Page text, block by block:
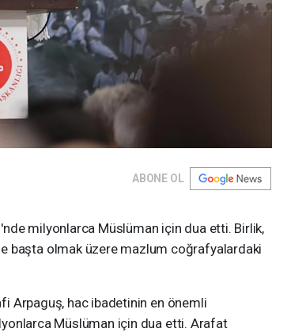
ABONE OL
milyonlarca Müslüman için dua etti. Birlik,
başta olmak üzere mazlum coğrafyalardaki
Arpaguş, hac ibadetinin en önemli
Müslüman için dua etti. Arafat